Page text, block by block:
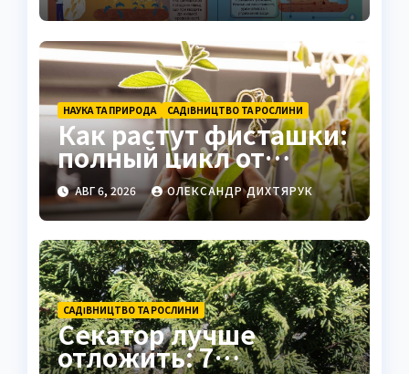
НАУКА ТА ПРИРОДА САДІВНИЦТВО ТА РОСЛИНИ
Как растут фисташки:
полный цикл от
семени до спелого
ореха
АВГ 6, 2026 ОЛЕКСАНДР ДИХТЯРУК
САДІВНИЦТВО ТА РОСЛИНИ
Секатор лучше
отложить: 7